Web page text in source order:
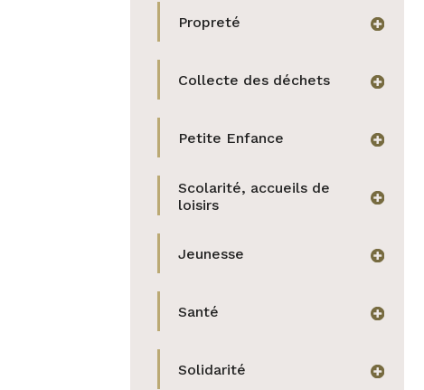
Propreté
Collecte des déchets
Petite Enfance
Scolarité, accueils de
loisirs
Jeunesse
Santé
Solidarité